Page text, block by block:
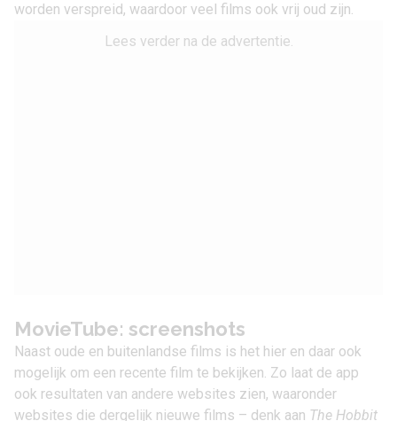
worden verspreid, waardoor veel films ook vrij oud zijn.
Lees verder na de advertentie.
MovieTube: screenshots
Naast oude en buitenlandse films is het hier en daar ook
mogelijk om een recente film te bekijken. Zo laat de app
ook resultaten van andere websites zien, waaronder
websites die dergelijk nieuwe films – denk aan The Hobbit